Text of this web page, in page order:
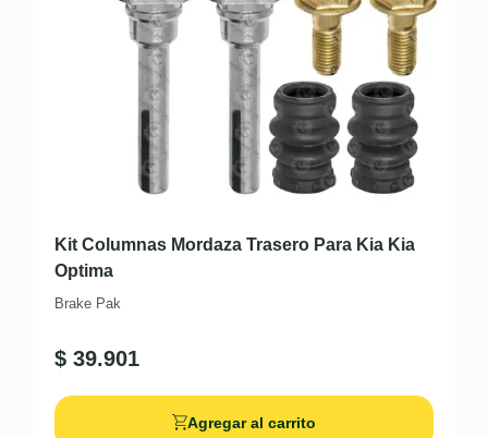
Kit Columnas Mordaza Trasero Para Kia Kia
Optima
Brake Pak
$ 39.901
Agregar al carrito